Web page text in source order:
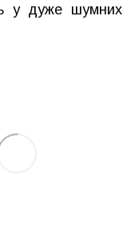
у дуже шумних